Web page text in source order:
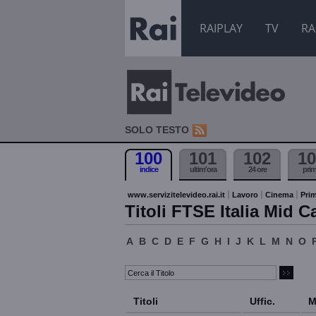
RAIPLAY TV
SOLO TESTO
100
indice
101
ultim'ora
102
24 ore
www.servizitelevideo.rai.it Lavoro Cinema
Titoli FTSE Italia Mid
A B C D E F G H I J K L M N O
Titoli Uffic.